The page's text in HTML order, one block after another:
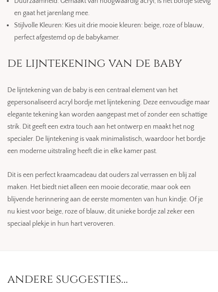
en gaat het jarenlang mee.
Stijlvolle Kleuren: Kies uit drie mooie kleuren: beige, roze of blauw,
perfect afgestemd op de babykamer.
de lijntekening van de baby
De lijntekening van de baby is een centraal element van het
gepersonaliseerd acryl bordje met lijntekening. Deze eenvoudige maar
elegante tekening kan worden aangepast met of zonder een schattige
strik. Dit geeft een extra touch aan het ontwerp en maakt het nog
specialer. De lijntekening is vaak minimalistisch, waardoor het bordje
een moderne uitstraling heeft die in elke kamer past.
Dit is een perfect kraamcadeau dat ouders zal verrassen en blij zal
maken. Het biedt niet alleen een mooie decoratie, maar ook een
blijvende herinnering aan de eerste momenten van hun kindje. Of je
nu kiest voor beige, roze of blauw, dit unieke bordje zal zeker een
speciaal plekje in hun hart veroveren.
andere suggesties…